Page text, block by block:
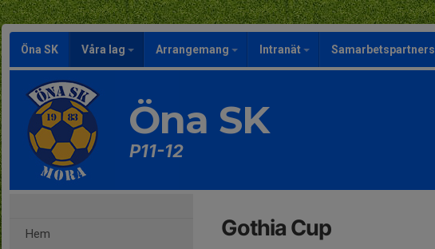
Öna SK Våra lag Arrangemang Intranät Samarbetspartners
Öna SK
P11-12
Hem Gothia Cup